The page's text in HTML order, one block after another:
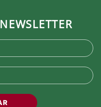
Fluminense.
você fortalece seu
a venda de cada